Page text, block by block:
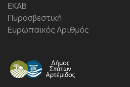
ΕΚΑΒ
Πυροσβεστική
Ευρωπαϊκός Αριθμός